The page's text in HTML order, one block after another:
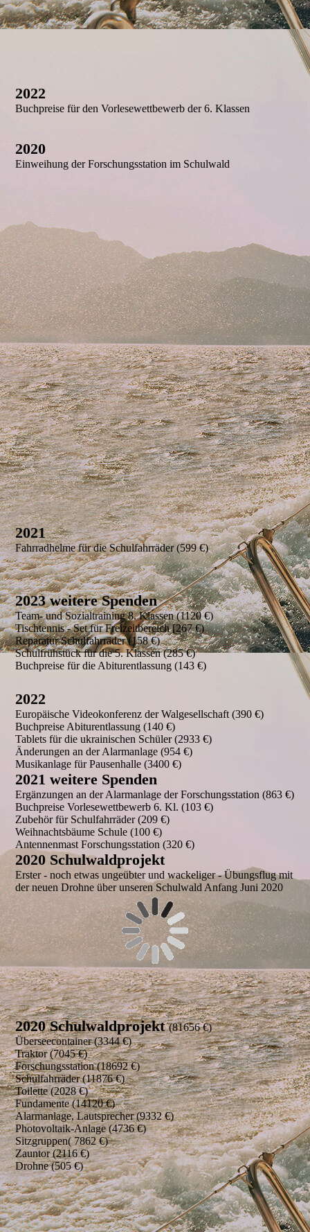
2022
Buchpreise für den Vorlesewettbewerb der 6. Klassen
2020
Einweihung der Forschungsstation im Schulwald
2021
Fahrradhelme für die Schulfahrräder (599 €)
2023 weitere Spenden
Team- und Sozialtraining 8. Klassen (1120 €)
Tischtennis - Set für Freizeitbereich [267 €)
Reparatur Schulfahrräder (158 €)
Schulfrühstück für die 5. Klassen (285 €)
Buchpreise für die Abiturentlassung (143 €)
2022
Europäische Videokonferenz der Walgesellschaft (390 €)
Buchpreise Abiturentlassung (140 €)
Tablets für die ukrainischen Schüler (2933 €)
Änderungen an der Alarmanlage (954 €)
Musikanlage für Pausenhalle (3400 €)
2021 weitere Spenden
Ergänzungen an der Alarmanlage der Forschungsstation (863 €)
Buchpreise Vorlesewettbewerb 6. Kl. (103 €)
Zubehör für Schulfahrräder (209 €)
Weihnachtsbäume Schule (100 €)
Antennenmast Forschungsstation (320 €)
2020 Schulwaldprojekt
Erster - noch etwas ungeübter und wackeliger - Übungsflug mit
der neuen Drohne über unseren Schulwald Anfang Juni 2020
2020 Schulwaldprojekt(81656 €)
Überseecontainer (3344 €)
Traktor (7045 €)
Forschungsstation (18692 €)
Schulfahrräder (11876 €)
Toilette (2028 €)
Fundamente (14120 €)
Alarmanlage, Lautsprecher (9332 €)
Photovoltaik-Anlage (4736 €)
Sitzgruppen( 7862 €)
Zauntor (2116 €)
Drohne (505 €)